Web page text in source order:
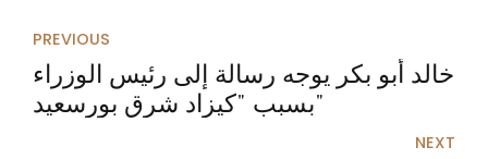
PREVIOUS
خالد أبو بكر يوجه رسالة إلى رئيس الوزراء
بسبب "كيزاد شرق بورسعيد"
NEXT